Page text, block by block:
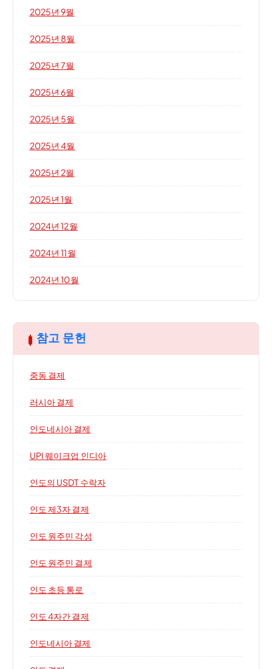
2025년 9월
2025년 8월
2025년 7월
2025년 6월
2025년 5월
2025년 4월
2025년 2월
2025년 1월
2024년 12월
2024년 11월
2024년 10월
참고 문헌
중동 결제
러시아 결제
인도네시아 결제
UPI 웨이크업 인디아
인도의 USDT 수락자
인도 제3자 결제
인도 원주민 각성
인도 원주민 결제
인도 초등 통로
인도 4자간 결제
인도네시아 결제